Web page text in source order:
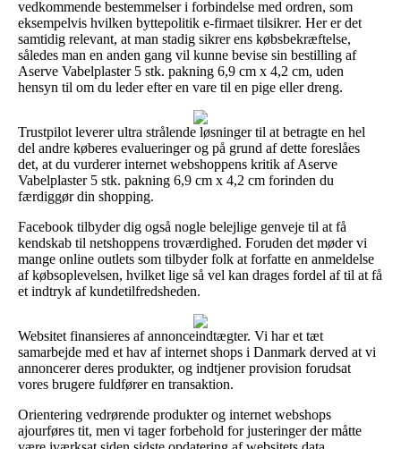
vedkommende bestemmelser i forbindelse med ordren, som
eksempelvis hvilken byttepolitik e-firmaet tilsikrer. Her er det
samtidig relevant, at man stadig sikrer ens købsbekræftelse,
således man en anden gang vil kunne bevise sin bestilling af
Aserve Vabelplaster 5 stk. pakning 6,9 cm x 4,2 cm, uden
hensyn til om du leder efter en vare til en pige eller dreng.
Trustpilot leverer ultra strålende løsninger til at betragte en hel
del andre køberes evalueringer og på grund af dette foreslåes
det, at du vurderer internet webshoppens kritik af Aserve
Vabelplaster 5 stk. pakning 6,9 cm x 4,2 cm forinden du
færdiggør din shopping.
Facebook tilbyder dig også nogle belejlige genveje til at få
kendskab til netshoppens troværdighed. Foruden det møder vi
mange online outlets som tilbyder folk at forfatte en anmeldelse
af købsoplevelsen, hvilket lige så vel kan drages fordel af til at få
et indtryk af kundetilfredsheden.
Websitet finansieres af annonceindtægter. Vi har et tæt
samarbejde med et hav af internet shops i Danmark derved at vi
annoncerer deres produkter, og indtjener provision forudsat
vores brugere fuldfører en transaktion.
Orientering vedrørende produkter og internet webshops
ajourføres tit, men vi tager forbehold for justeringer der måtte